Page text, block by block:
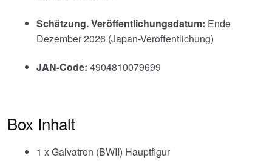
Schätzung. Veröffentlichungsdatum: Ende
Dezember 2026 (Japan-Veröffentlichung)
JAN-Code: 4904810079699
Box Inhalt
1 x Galvatron (BWII) Hauptfigur